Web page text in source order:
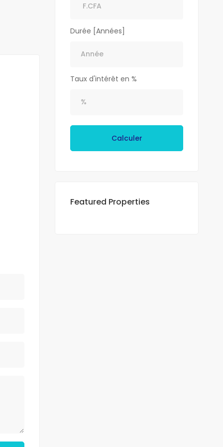
Durée [Années]
Taux d'intérêt en %
Calculer
Featured Properties